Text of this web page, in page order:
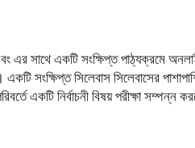
সাথে একটি সংক্ষিপ্ত পাঠ্যক্রমে
সংক্ষিপ্ত সিলেবাস সিলেবাসের
একটি নির্বাচনী বিষয় পরীক্ষা সম্পন্ন